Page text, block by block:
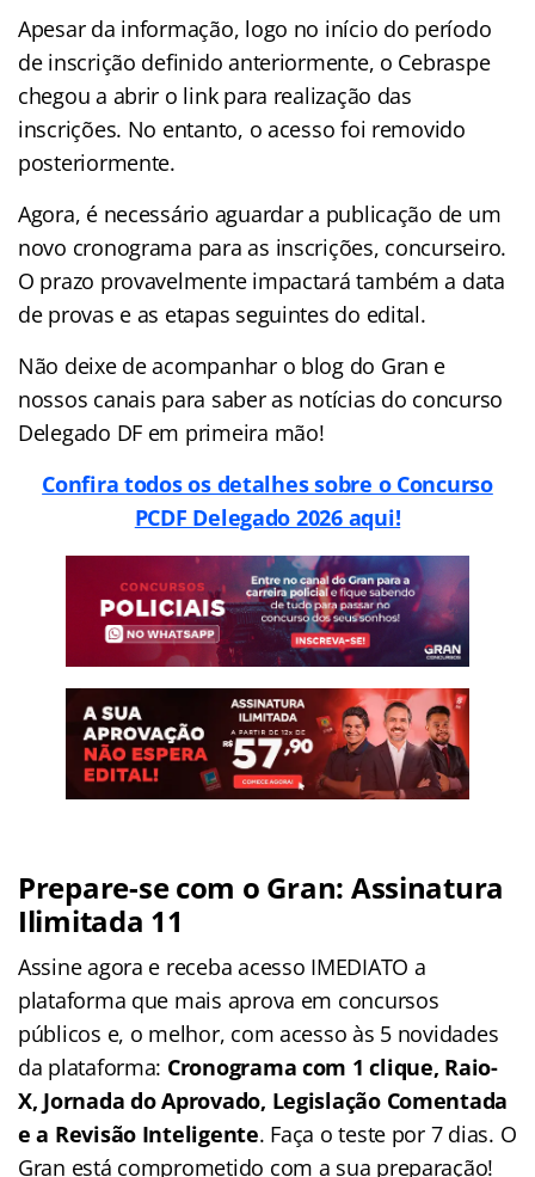
Apesar da informação, logo no início do período
de inscrição definido anteriormente, o Cebraspe
chegou a abrir o link para realização das
inscrições. No entanto, o acesso foi removido
posteriormente.
Agora, é necessário aguardar a publicação de um
novo cronograma para as inscrições, concurseiro.
O prazo provavelmente impactará também a data
de provas e as etapas seguintes do edital.
Não deixe de acompanhar o blog do Gran e
nossos canais para saber as notícias do concurso
Delegado DF em primeira mão!
Confira todos os detalhes sobre o Concurso
PCDF Delegado 2026 aqui!
Prepare-se com o Gran: Assinatura
Ilimitada 11
Assine agora e receba acesso IMEDIATO a
plataforma que mais aprova em concursos
públicos e, o melhor, com acesso às 5 novidades
da plataforma: Cronograma com 1 clique, Raio-
X, Jornada do Aprovado, Legislação Comentada
e a Revisão Inteligente. Faça o teste por 7 dias. O
Gran está comprometido com a sua preparação!